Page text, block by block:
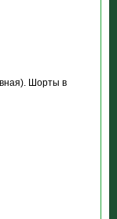
Шорты в